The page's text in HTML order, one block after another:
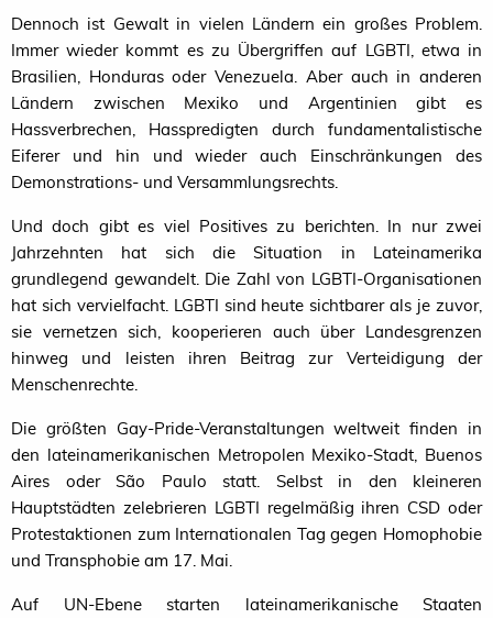
Dennoch ist Gewalt in vielen Ländern ein großes Problem.
Immer wieder kommt es zu Übergriffen auf LGBTI , etwa in
Brasilien, Honduras oder Venezuela. Aber auch in anderen
Ländern zwischen Mexiko und Argentinien gibt es
Hassverbrechen, Hasspredigten durch fundamentalistische
Eiferer und hin und wieder auch Einschränkungen des
Demonstrations- und Versammlungsrechts.
Und doch gibt es viel Positives zu berichten. In nur zwei
Jahrzehnten hat sich die Situation in Lateinamerika
grundlegend gewandelt. Die Zahl von LGBTI-Organisationen
hat sich vervielfacht. LGBTI sind heute sichtbarer als je zuvor,
sie vernetzen sich, kooperieren auch über Landesgrenzen
hinweg und leisten ihren Beitrag zur Verteidigung der
Menschenrechte.
Die größten Gay-Pride-Veranstaltungen weltweit finden in
den lateinamerikanischen Metropolen Mexiko-Stadt, Buenos
Aires oder São Paulo statt. Selbst in den kleineren
Hauptstädten zelebrieren LGBTI regelmäßig ihren CSD oder
Protestaktionen zum Internationalen Tag gegen Homophobie
und Transphobie am 17. Mai.
Auf UN-Ebene starten lateinamerikanische Staaten